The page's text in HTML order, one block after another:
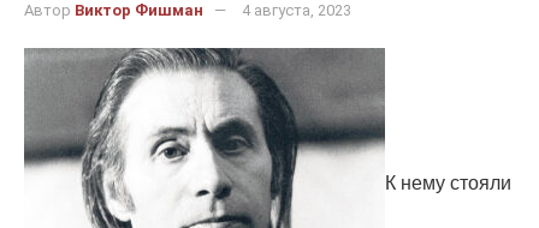
Автор Виктор Фишман 4 августа, 2023
К нему стояли